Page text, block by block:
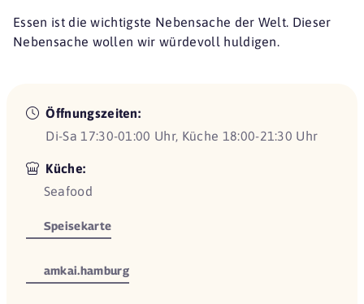
Essen ist die wichtigste Nebensache der Welt. Dieser
Nebensache wollen wir würdevoll huldigen.
Öffnungszeiten:
Di-Sa 17:30-01:00 Uhr, Küche 18:00-21:30 Uhr
Küche:
Seafood
Speisekarte
amkai.hamburg